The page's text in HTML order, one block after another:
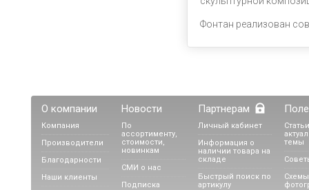
Фонтан реализован
О компании
Компания
Производители
Благодарности
Наши клиенты
Новости
По
ассортименту,
стоимости,
новинкам
СМИ о нас
Подписка
Партнерам
Личный кабинет
Информация о
наличии товара на
складе
Быстрый поиск по
артикулу
темы